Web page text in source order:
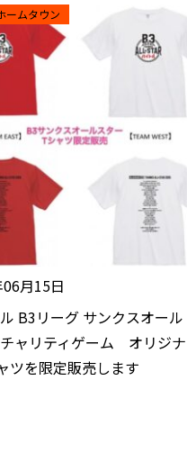
ームタウン
月15日
B3リーグ サンクスオール
ャリティゲーム オリジナ
ツを限定販売します